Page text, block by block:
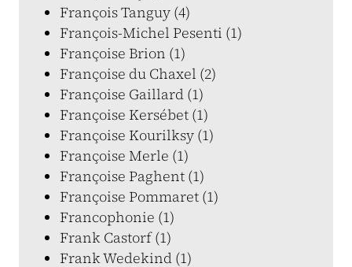
François Tanguy (4)
François-Michel Pesenti (1)
Françoise Brion (1)
Françoise du Chaxel (2)
Françoise Gaillard (1)
Françoise Kersébet (1)
Françoise Kourilksy (1)
Françoise Merle (1)
Françoise Paghent (1)
Françoise Pommaret (1)
Francophonie (1)
Frank Castorf (1)
Frank Wedekind (1)